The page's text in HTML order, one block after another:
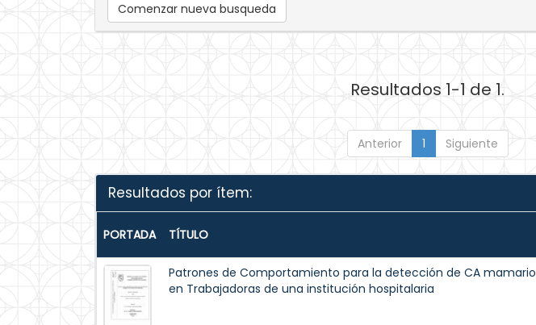
Comenzar nueva busqueda
Resultados 1-1 de 1.
Anterior 1 Siguiente
Resultados por ítem:
PORTADA TÍTULO
Patrones de Comportamiento para la detección de CA mamario
en Trabajadoras de una institución hospitalaria